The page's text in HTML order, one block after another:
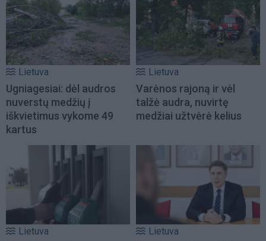
Lietuva
Ugniagesiai: dėl audros
nuverstų medžių į
iškvietimus vykome 49
kartus
Lietuva
Varėnos rajoną ir vėl
talžė audra, nuvirtę
medžiai užtvėrė kelius
Lietuva Lietuva